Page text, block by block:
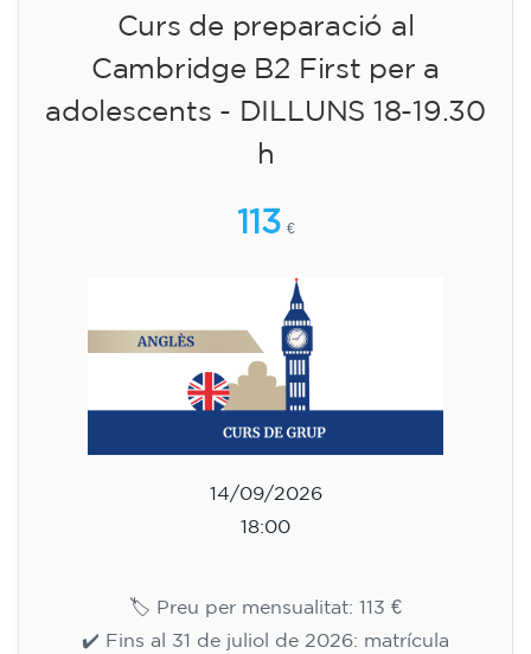
Curs de preparació al
Cambridge B2 First per a
adolescents - DILLUNS 18-19.30
h
113 €
14/09/2026
18:00
🏷️ Preu per mensualitat: 113 €
✔️ Fins al 31 de juliol de 2026: matrícula